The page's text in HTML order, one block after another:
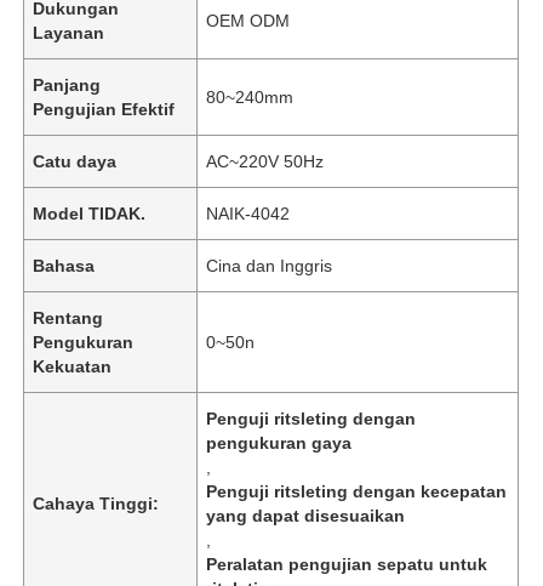
Dukungan
Layanan
OEM ODM
Panjang
Pengujian Efektif
80~240mm
Catu daya AC~220V 50Hz
Model TIDAK. NAIK-4042
Bahasa Cina dan Inggris
Rentang
Pengukuran
Kekuatan
0~50n
Cahaya Tinggi:
Penguji ritsleting dengan
pengukuran gaya
Penguji ritsleting dengan kecepatan
yang dapat disesuaikan
Peralatan pengujian sepatu untuk